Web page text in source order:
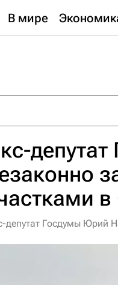
В мире
депутат Госдумы Юрий